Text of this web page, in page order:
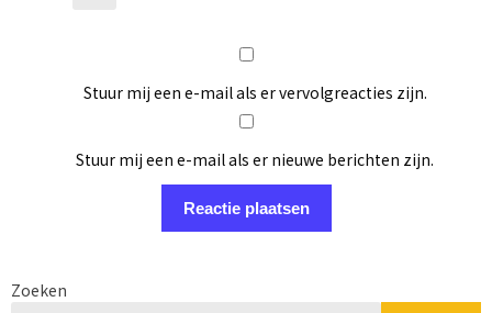
Stuur mij een e-mail als er vervolgreacties zijn.
Stuur mij een e-mail als er nieuwe berichten zijn.
Zoeken